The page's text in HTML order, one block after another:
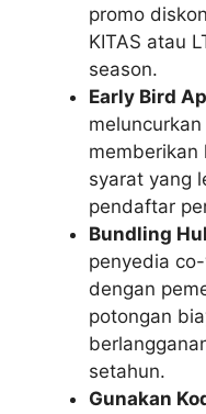
promo
KITAS atau
season.
Early Bird
memberikan
syarat yang
pendaftar
Bundling
penyedia
dengan
potongan
setahun.
Gunakan